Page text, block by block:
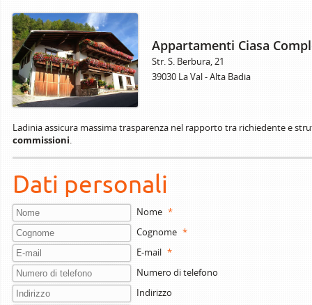
Appartamenti Ciasa
Str. S. Berbura, 21
39030 La Val - Alta Badia
Ladinia assicura massima trasparenza nel rapporto tra richiedente e
commissioni.
Dati personali
Nome *
Cognome *
E-mail *
Numero di telefono
Indirizzo